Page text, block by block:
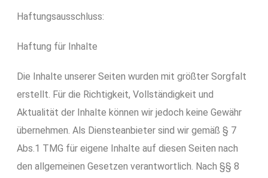
Haftungsausschluss:
Haftung für Inhalte
Die Inhalte unserer Seiten wurden mit größter Sorgfalt
erstellt. Für die Richtigkeit, Vollständigkeit und
Aktualität der Inhalte können wir jedoch keine Gewähr
übernehmen. Als Diensteanbieter sind wir gemäß § 7
Abs.1 TMG für eigene Inhalte auf diesen Seiten nach
den allgemeinen Gesetzen verantwortlich. Nach §§ 8